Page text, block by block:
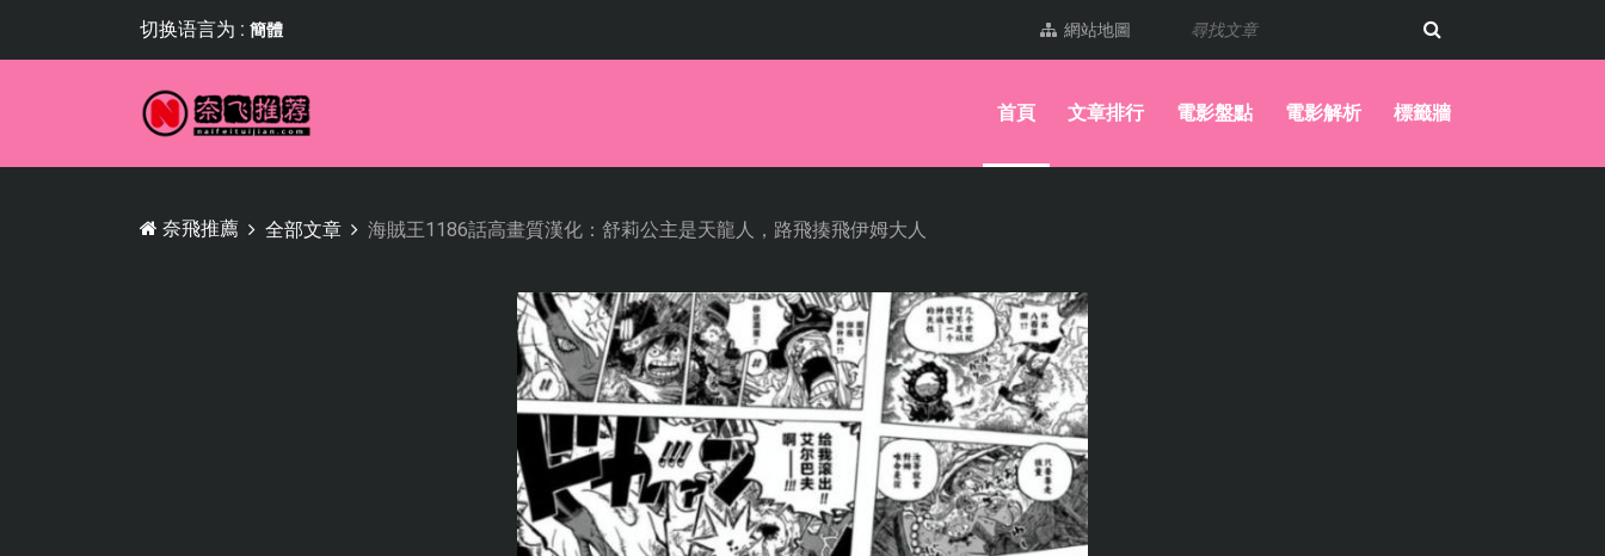
切换语言为 : 簡體 網站地圖
首頁 文章排行 電影盤點 電影解析 標籤牆
奈飛推薦 全部文章 海賊王1186話高畫質漢化：舒莉公主是天龍人，路飛揍飛伊姆大人